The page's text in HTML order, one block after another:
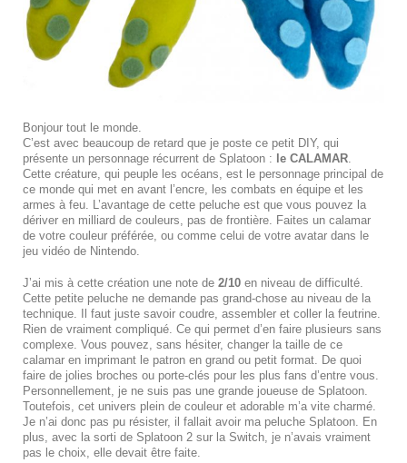
Bonjour tout le monde.
C’est avec beaucoup de retard que je poste ce petit DIY, qui
présente un personnage récurrent de Splatoon : le CALAMAR
Cette créature, qui peuple les océans, est le personnage principal de
ce monde qui met en avant l’encre, les combats en équipe et les
armes à feu. L’avantage de cette peluche est que vous pouvez la
dériver en milliard de couleurs, pas de frontière. Faites un calamar
de votre couleur préférée, ou comme celui de votre avatar dans le
jeu vidéo de Nintendo.
J’ai mis à cette création une note de 2/10 en niveau de difficulté.
Cette petite peluche ne demande pas grand-chose au niveau de la
technique. Il faut juste savoir coudre, assembler et coller la feutrine.
Rien de vraiment compliqué. Ce qui permet d’en faire plusieurs sans
complexe. Vous pouvez, sans hésiter, changer la taille de ce
calamar en imprimant le patron en grand ou petit format. De quoi
faire de jolies broches ou porte-clés pour les plus fans d’entre vous.
Personnellement, je ne suis pas une grande joueuse de Splatoon.
Toutefois, cet univers plein de couleur et adorable m’a vite charmé.
Je n’ai donc pas pu résister, il fallait avoir ma peluche Splatoon. En
plus, avec la sorti de Splatoon 2 sur la Switch, je n’avais vraiment
pas le choix, elle devait être faite.